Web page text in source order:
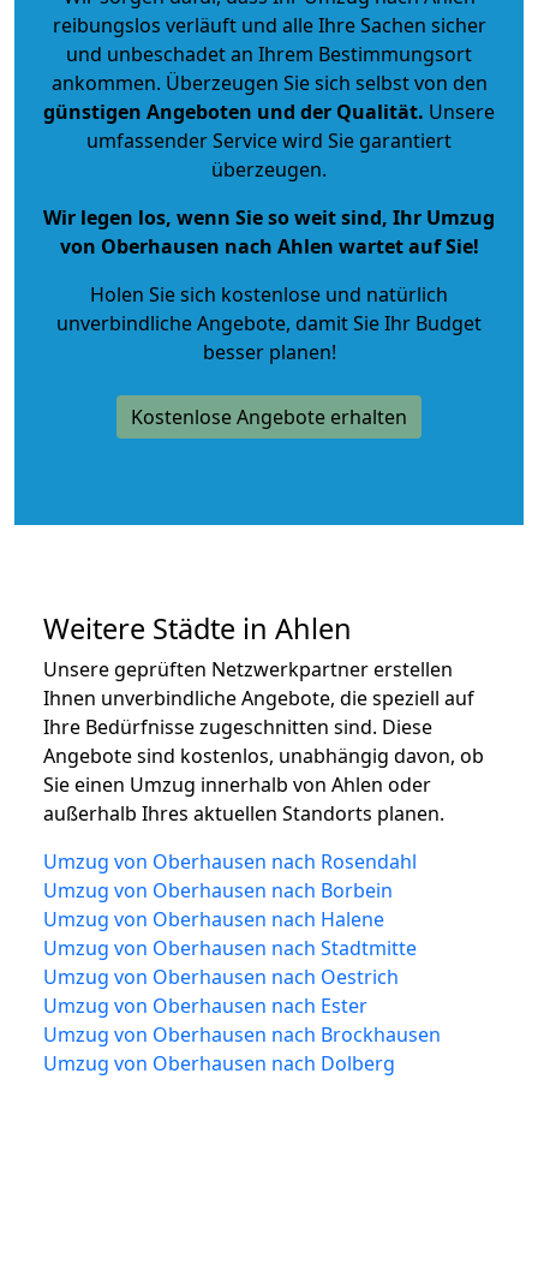
reibungslos verläuft und alle Ihre Sachen sicher
und unbeschadet an Ihrem Bestimmungsort
ankommen. Überzeugen Sie sich selbst von den
günstigen Angeboten und der Qualität. Unsere
umfassender Service wird Sie garantiert
überzeugen.
Wir legen los, wenn Sie so weit sind, Ihr Umzug
von Oberhausen nach Ahlen wartet auf Sie!
Holen Sie sich kostenlose und natürlich
unverbindliche Angebote, damit Sie Ihr Budget
besser planen!
Kostenlose Angebote erhalten
Weitere Städte in Ahlen
Unsere geprüften Netzwerkpartner erstellen
Ihnen unverbindliche Angebote, die speziell auf
Ihre Bedürfnisse zugeschnitten sind. Diese
Angebote sind kostenlos, unabhängig davon, ob
Sie einen Umzug innerhalb von Ahlen oder
außerhalb Ihres aktuellen Standorts planen.
Umzug von Oberhausen nach Rosendahl
Umzug von Oberhausen nach Borbein
Umzug von Oberhausen nach Halene
Umzug von Oberhausen nach Stadtmitte
Umzug von Oberhausen nach Oestrich
Umzug von Oberhausen nach Ester
Umzug von Oberhausen nach Brockhausen
Umzug von Oberhausen nach Dolberg